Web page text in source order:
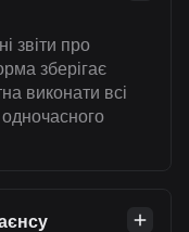
звіти про
зберігає
виконати всі